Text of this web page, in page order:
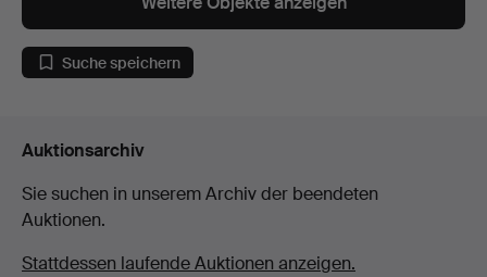
Suche speichern
Auktionsarchiv
Sie suchen in unserem Archiv der beendeten
Auktionen.
Stattdessen laufende Auktionen anzeigen.